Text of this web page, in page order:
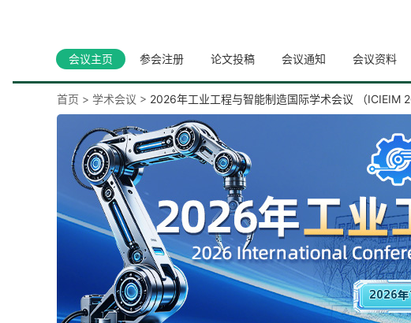
会议主页 参会注册 论文投稿 会议通知 会议资料
首页 > 学术会议 > 2026年工业工程与智能制造国际学术会议 （ICIEIM